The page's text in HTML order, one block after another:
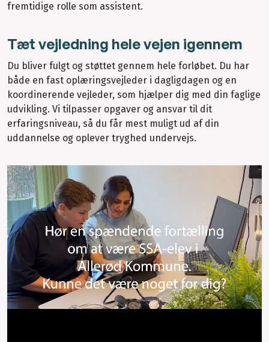
fremtidige rolle som assistent.
Tæt vejledning hele vejen igennem
Du bliver fulgt og støttet gennem hele forløbet. Du har
både en fast oplæringsvejleder i dagligdagen og en
koordinerende vejleder, som hjælper dig med din faglige
udvikling. Vi tilpasser opgaver og ansvar til dit
erfaringsniveau, så du får mest muligt ud af din
uddannelse og oplever tryghed undervejs.